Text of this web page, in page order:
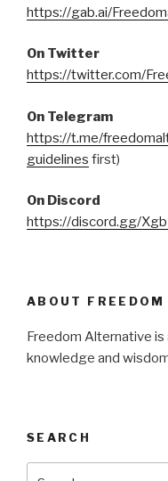
https://gab.ai/
On Twitter
https://twitter.com/
On Telegram
https://t.me/
guidelines first)
On Discord
https://discord.gg/
ABOUT
Freedom Alternative
knowledge and
SEARCH